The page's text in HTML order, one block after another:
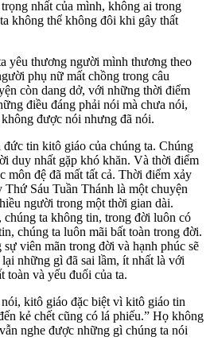
nhất của mình, không ai trong
không thể không đôi khi gây thất
yêu thương người mình thương theo
phụ nữ mất chồng trong câu
còn dang dở, với những thời điểm
điều đáng phải nói mà chưa nói,
được nói nhưng đã nói.
tin kitô giáo của chúng ta. Chúng
duy nhất gặp khó khăn. Và thời điểm
môn đệ đã mất tất cả. Thời điểm xảy
Sáu Tuần Thánh là một chuyện
người trong một thời gian dài.
ta không tin, trong đời luôn có
chúng ta luôn mãi bất toàn trong đời.
viên mãn trong đời và hạnh phúc sẽ
những gì đã sai lầm, ít nhất là với
toàn và yếu đuối của ta.
kitô giáo đặc biệt vì kitô giáo tin
kẻ chết cũng có lá phiếu.” Họ không
nghe được những gì chúng ta nói